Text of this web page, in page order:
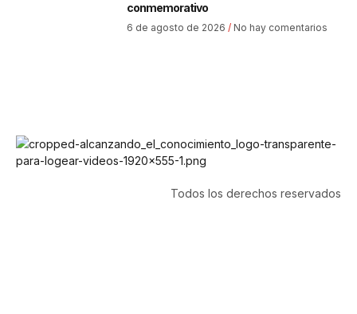
conmemorativo
6 de agosto de 2026 No hay comentarios
Todos los derechos reservados